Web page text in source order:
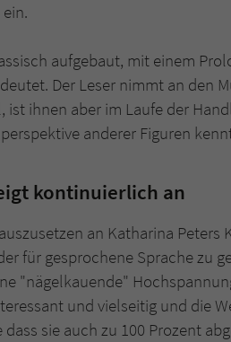
aufgebaut, mit einem
Der Leser nimmt an den
ihnen aber im Laufe der
anderer Figuren
kontinuierlich an
an Katharina Peters
für gesprochene Sprache zu
"nägelkauende"
und vielseitig und die
sie auch zu 100 Prozent